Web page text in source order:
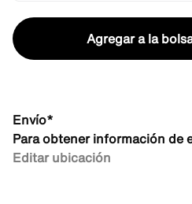
Agregar a la
Envío*
Para obtener información de
Editar ubicación